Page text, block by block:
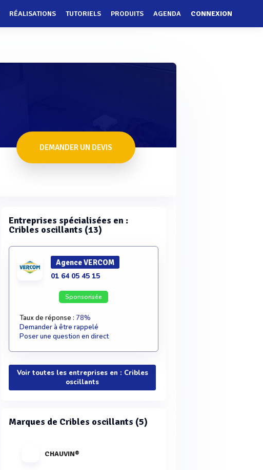
RÉALISATIONS TUTORIELS PRODUITS AGENDA CONNEXION
DEMANDER UN DEVIS
Entreprises spécialisées en :
Cribles oscillants (13)
Agence VERCOM
01 64 05 45 15
Sponsorisée
Taux de réponse : 78%
Demander à être rappelé
Poser une question en direct
Voir toutes les entreprises en : Cribles
oscillants
Marques de Cribles oscillants (5)
CHAUVIN®